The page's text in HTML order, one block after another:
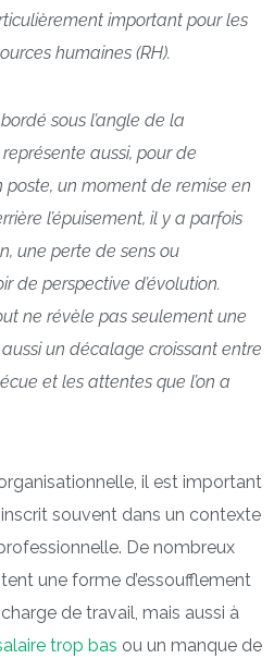
important pour les
humaines (RH).
sous l’angle de la
aussi, pour de
un moment de remise en
l’épuisement, il y a parfois
une perte de sens ou
de perspective d’évolution.
ne révèle pas seulement une
un décalage croissant entre
et les attentes que l’on a
il est important
souvent dans un contexte
De nombreux
une forme d’essoufflement
de travail, mais aussi à
trop bas ou un manque de